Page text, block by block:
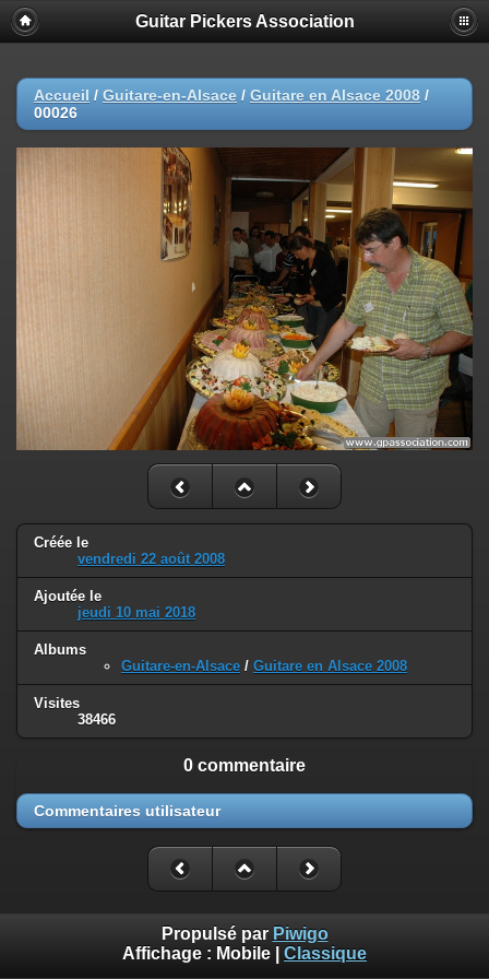
Guitar Pickers Association
Accueil / Guitare-en-Alsace / Guitare en Alsace 2008 /
00026
Créée le
vendredi 22 août 2008
Ajoutée le
jeudi 10 mai 2018
Albums
Guitare-en-Alsace / Guitare en Alsace 2008
Visites
38466
0 commentaire
Commentaires utilisateur
Propulsé par Piwigo
Affichage : Mobile Classique